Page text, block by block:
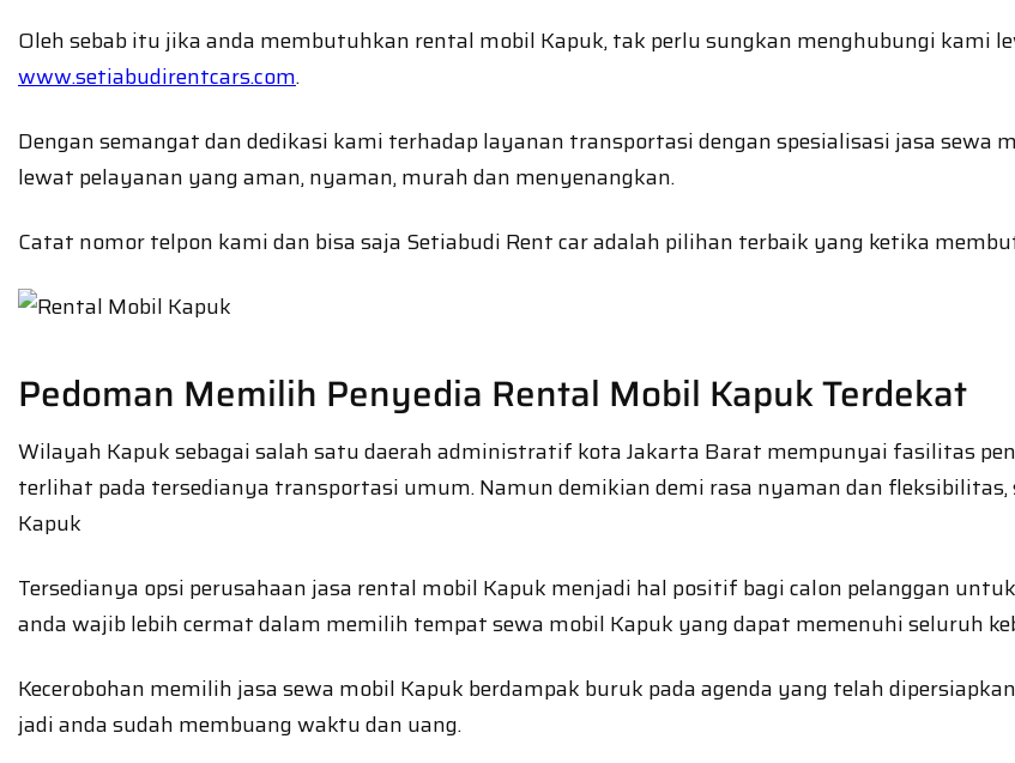
Oleh sebab itu jika anda membutuhkan rental mobil Kapuk, tak perlu sungkan menghubungi kami
www.setiabudirentcars.com.
Dengan semangat dan dedikasi kami terhadap layanan transportasi dengan spesialisasi jasa sewa
lewat pelayanan yang aman, nyaman, murah dan menyenangkan.
Catat nomor telpon kami dan bisa saja Setiabudi Rent car adalah pilihan terbaik yang ketika
Pedoman Memilih Penyedia Rental Mobil Kapuk Terdekat
Wilayah Kapuk sebagai salah satu daerah administratif kota Jakarta Barat mempunyai fasilitas
terlihat pada tersedianya transportasi umum. Namun demikian demi rasa nyaman dan
Kapuk
Tersedianya opsi perusahaan jasa rental mobil Kapuk menjadi hal positif bagi calon pelanggan
anda wajib lebih cermat dalam memilih tempat sewa mobil Kapuk yang dapat memenuhi seluruh
Kecerobohan memilih jasa sewa mobil Kapuk berdampak buruk pada agenda yang telah
jadi anda sudah membuang waktu dan uang.